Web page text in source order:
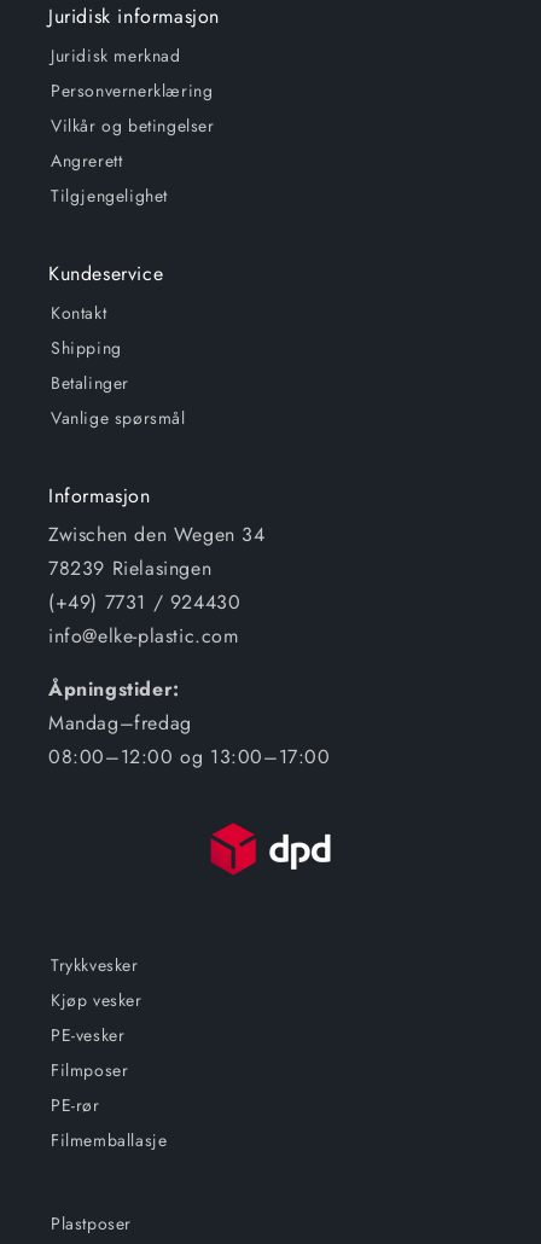
Juridisk informasjon
Juridisk merknad
Personvernerklæring
Vilkår og betingelser
Angrerett
Tilgjengelighet
Kundeservice
Kontakt
Shipping
Betalinger
Vanlige spørsmål
Informasjon
Zwischen den Wegen 34
78239 Rielasingen
(+49) 7731 / 924430
info@elke-plastic.com
Åpningstider:
Mandag–fredag
08:00–12:00 og 13:00–17:00
Trykkvesker
Kjøp vesker
PE-vesker
Filmposer
PE-rør
Filmemballasje
Plastposer